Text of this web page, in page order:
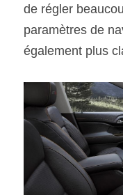
de régler
paramètres de
également plus